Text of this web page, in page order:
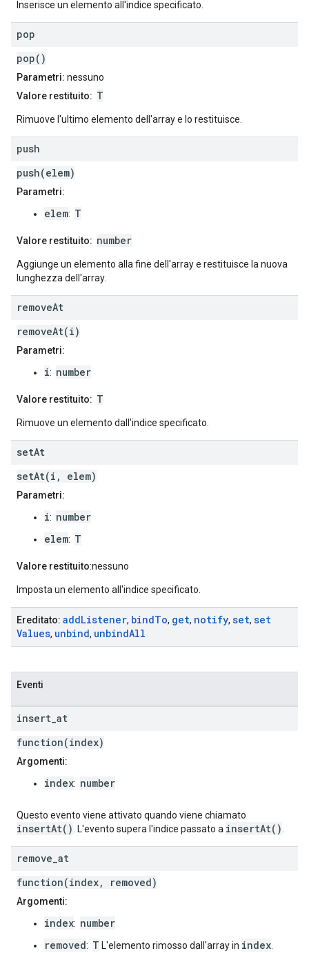
Inserisce un elemento all'indice specificato.
pop
pop()
Parametri: nessuno
Valore restituito: T
Rimuove l'ultimo elemento dell'array e lo restituisce.
push
push(elem)
Parametri:
elem: T
Valore restituito: number
Aggiunge un elemento alla fine dell'array e restituisce la nuova
lunghezza dell'array.
removeAt
removeAt(i)
Parametri:
i: number
Valore restituito: T
Rimuove un elemento dall'indice specificato.
setAt
setAt(i, elem)
Parametri:
i: number
elem: T
Valore restituito:nessuno
Imposta un elemento all'indice specificato.
Ereditato: addListener, bindTo, get, notify, set, set
Values, unbind, unbindAll
Eventi
insert at
function(index)
Argomenti:
index: number
Questo evento viene attivato quando viene chiamato
insertAt(). L'evento supera l'indice passato a insertAt().
remove at
function(index, removed)
Argomenti:
index: number
removed: T L'elemento rimosso dall'array in index.